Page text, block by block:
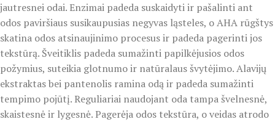
jautresnei odai. Enzimai padeda suskaidyti ir pašalinti ant
odos paviršiaus susikaupusias negyvas ląsteles, o AHA rūgštys
skatina odos atsinaujinimo procesus ir padeda pagerinti jos
tekstūrą. Šveitiklis padeda sumažinti papilkėjusios odos
požymius, suteikia glotnumo ir natūralaus švytėjimo. Alavijų
ekstraktas bei pantenolis ramina odą ir padeda sumažinti
tempimo pojūtį. Reguliariai naudojant oda tampa švelnesnė,
skaistesnė ir lygesnė. Pagerėja odos tekstūra, o veidas atrodo